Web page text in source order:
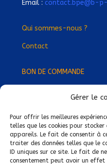
Gérer le
Pour offrir les meilleures
telles que les cookies pour
appareils. Le fait de consentir à
traiter des données telles que le
ID uniques sur ce site. Le fait de
consentement peut avoir un
Email : contact.bpe@b-
Qui sommes-nous ?
Contact
BON DE COMMANDE
Devenez Délégué·e
Trouvez-nous près de
Mentions légales
Conditions générales de